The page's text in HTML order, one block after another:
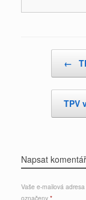
←
TPV
Napsat komentář
Vaše e-mailová
označeny *